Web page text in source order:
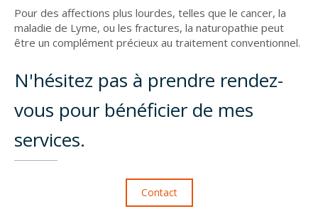
Pour des affections plus lourdes, telles que le cancer, la
maladie de Lyme, ou les fractures, la naturopathie peut
être un complément précieux au traitement conventionnel.
N'hésitez pas à prendre rendez-
vous pour bénéficier de mes
services.
Contact